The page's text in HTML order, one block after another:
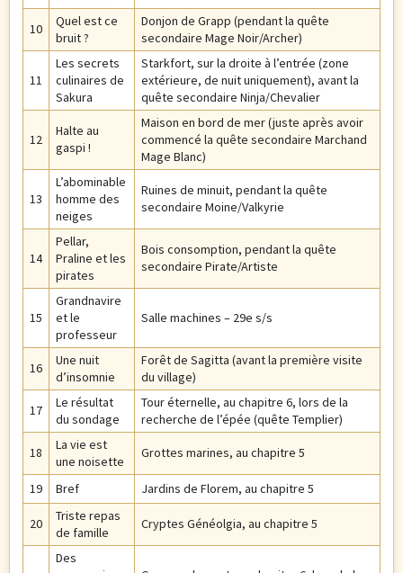
10
Quel est ce
bruit ?
Donjon de Grapp (pendant la quête
secondaire Mage Noir/Archer)
11
Les secrets
culinaires de
Sakura
Starkfort, sur la droite à l’entrée (zone
extérieure, de nuit uniquement), avant la
quête secondaire Ninja/Chevalier
12
Halte au
gaspi !
Maison en bord de mer (juste après avoir
commencé la quête secondaire Marchand
Mage Blanc)
13
L’abominable
homme des
neiges
Ruines de minuit, pendant la quête
secondaire Moine/Valkyrie
14
Pellar,
Praline et les
pirates
Bois consomption, pendant la quête
secondaire Pirate/Artiste
15
Grandnavire
et le
professeur
Salle machines – 29e s/s
16
Une nuit
d’insomnie
Forêt de Sagitta (avant la première visite
du village)
17
Le résultat
du sondage
Tour éternelle, au chapitre 6, lors de la
recherche de l’épée (quête Templier)
18
La vie est
une noisette
Grottes marines, au chapitre 5
19 Bref Jardins de Florem, au chapitre 5
20
Triste repas
de famille
Cryptes Généolgia, au chapitre 5
Des